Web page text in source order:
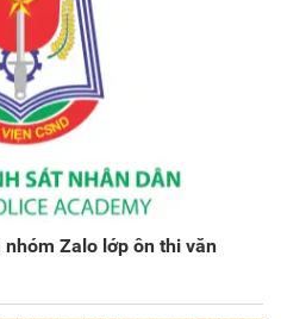
Zalo lớp ôn thi văn